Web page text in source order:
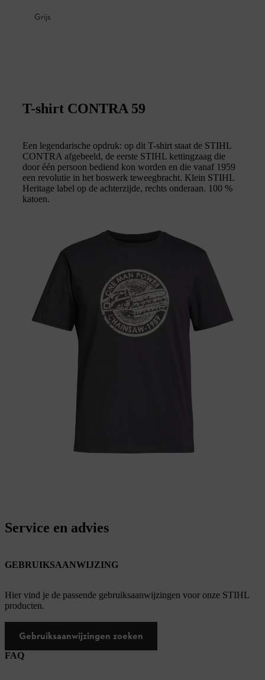
Grijs
T-shirt CONTRA 59
Een legendarische opdruk: op dit T-shirt staat de STIHL
CONTRA afgebeeld, de eerste STIHL kettingzaag die
door één persoon bediend kon worden en die vanaf 1959
een revolutie in het boswerk teweegbracht. Klein STIHL
Heritage label op de achterzijde, rechts onderaan. 100 %
katoen.
Service en advies
GEBRUIKSAANWIJZING
Hier vind je de passende gebruiksaanwijzingen voor onze STIHL
producten.
Gebruiksaanwijzingen zoeken
FAQ